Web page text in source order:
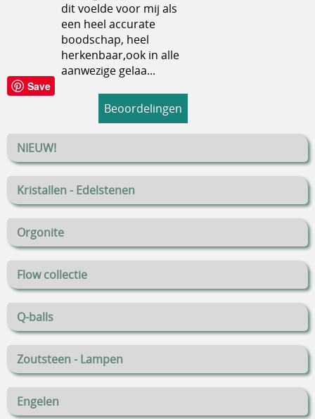
Save
dit voelde voor mij als
een heel accurate
boodschap, heel
herkenbaar,ook in alle
aanwezige gelaa...
Beoordelingen
NIEUW!
Kristallen - Edelstenen
Orgonite
Flow collectie
Q-balls
Zoutsteen - Lampen
Engelen